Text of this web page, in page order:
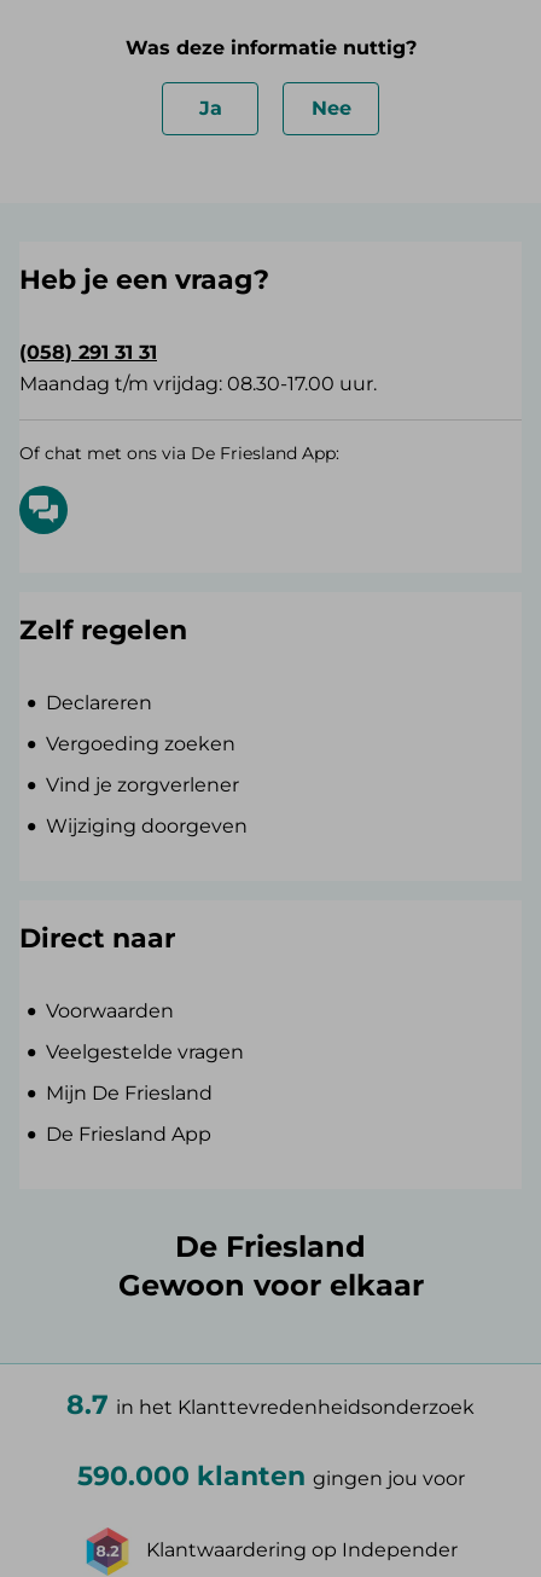
Was deze informatie nuttig?
Ja Nee
Heb je een vraag?
(058) 291 31 31
Maandag t/m vrijdag: 08.30-17.00 uur.
Of chat met ons via De Friesland App:
Zelf regelen
Declareren
Vergoeding zoeken
Vind je zorgverlener
Wijziging doorgeven
Direct naar
Voorwaarden
Veelgestelde vragen
Mijn De Friesland
De Friesland App
De Friesland
Gewoon voor elkaar
8.7 in het Klanttevredenheidsonderzoek
590.000 klanten gingen jou voor
Klantwaardering op Independer